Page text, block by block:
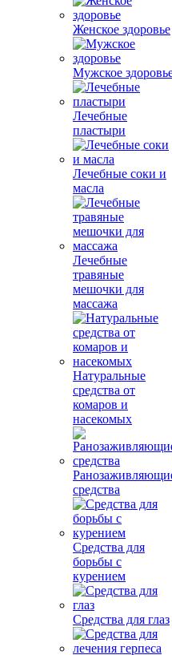
Женское здоровье
Мужское
Лечебные
пластыри
Лечебные соки и
масла
Лечебные
травяные
мешочки для
массажа
Натуральные
средства от
комаров и
насекомых
средства
Средства для
борьбы с
курением
Средства для глаз